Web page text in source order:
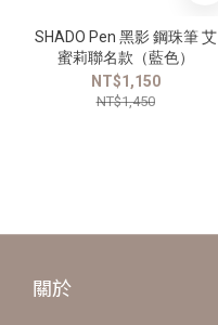
SHADO Pen 黑影 鋼珠筆 艾
蜜莉聯名款（藍色）
NT$1,150
NT$1,450
關於